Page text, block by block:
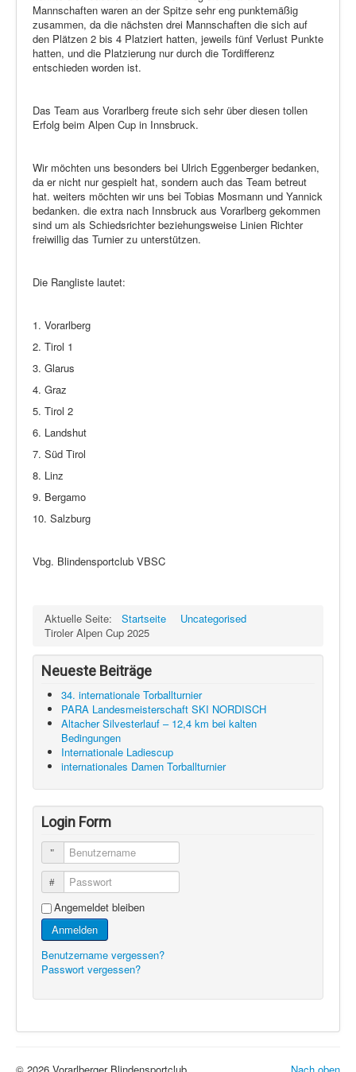
Mannschaften waren an der Spitze sehr eng punktemäßig
zusammen, da die nächsten drei Mannschaften die sich auf
den Plätzen 2 bis 4 Platziert hatten, jeweils fünf Verlust Punkte
hatten, und die Platzierung nur durch die Tordifferenz
entschieden worden ist.
Das Team aus Vorarlberg freute sich sehr über diesen tollen
Erfolg beim Alpen Cup in Innsbruck.
Wir möchten uns besonders bei Ulrich Eggenberger bedanken,
da er nicht nur gespielt hat, sondern auch das Team betreut
hat. weiters möchten wir uns bei Tobias Mosmann und Yannick
bedanken. die extra nach Innsbruck aus Vorarlberg gekommen
sind um als Schiedsrichter beziehungsweise Linien Richter
freiwillig das Turnier zu unterstützen.
Die Rangliste lautet:
1. Vorarlberg
2. Tirol 1
3. Glarus
4. Graz
5. Tirol 2
6. Landshut
7. Süd Tirol
8. Linz
9. Bergamo
10. Salzburg
Vbg. Blindensportclub VBSC
Aktuelle Seite: Startseite
Uncategorised
Tiroler Alpen Cup 2025
Neueste Beiträge
34. internationale Torballturnier
PARA Landesmeisterschaft SKI NORDISCH
Altacher Silvesterlauf – 12,4 km bei kalten
Bedingungen
Internationale Ladiescup
internationales Damen Torballturnier
Login Form
Benutzername
Passwort
Angemeldet bleiben
Anmelden
Benutzername vergessen?
Passwort vergessen?
Nach oben
© 2026 Vorarlberger Blindensportclub